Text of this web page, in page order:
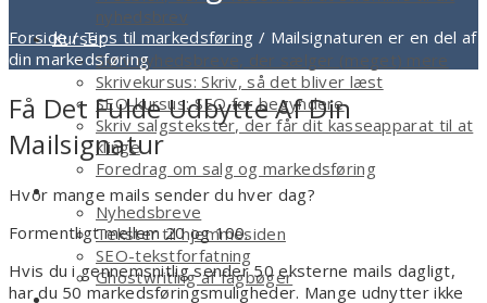
nyhedsbrev
Kurser
Skriv nyhedsbreve, der sælger (meget) mere
Skrivekursus: Skriv, så det bliver læst
SEO-kursus: SEO for begyndere
Skriv salgstekster, der får dit kasseapparat til at
klinge
Foredrag om salg og markedsføring
Tekstforfatter
Nyhedsbreve
Tekster til hjemmesiden
SEO-tekstforfatning
Ghostwriting af fagbøger
Smagsprøver
Forside/Tips til markedsføring / Mailsignaturen er en del af
din markedsføring
Få Det Fulde Udbytte Af Din
Mailsignatur
Hvor mange mails sender du hver dag?
Formentligt mellem 20 og 100.
Hvis du i gennemsnitlig sender 50 eksterne mails dagligt,
har du 50 markedsføringsmuligheder. Mange udnytter ikke